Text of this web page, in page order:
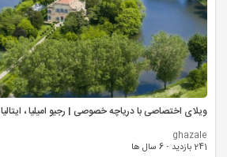
ویلای اختصاصی با دریاچه خصوصی | رجیو امیلیا ، ایتالیا
ghazale
241 بازدید
· 6 سال ها